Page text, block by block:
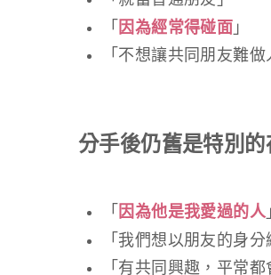
「 因為經常得碰面 」
「不想讓共同朋友難做
分手後仍舊是特別的
「 因為他是我愛過的人
「我們想以朋友的身分
「有共同興趣，平常都